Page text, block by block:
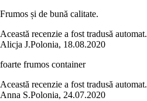
Frumos și de bună calitate.
Această recenzie a fost tradusă automat.
Alicja J.Polonia, 18.08.2020
foarte frumos container
Această recenzie a fost tradusă automat.
Anna S.Polonia, 24.07.2020